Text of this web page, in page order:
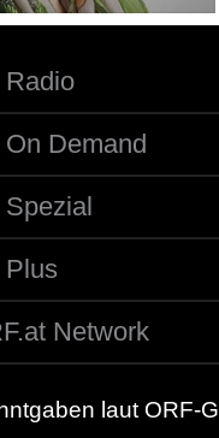
Radio
On Demand
Spezial
Plus
Network
laut ORF-G